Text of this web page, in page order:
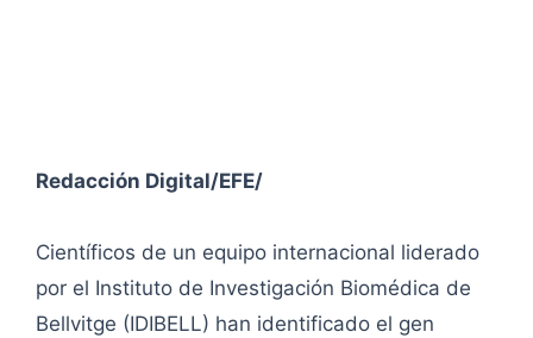
Redacción Digital/EFE/
Científicos de un equipo internacional liderado
por el Instituto de Investigación Biomédica de
Bellvitge (IDIBELL) han identificado el gen